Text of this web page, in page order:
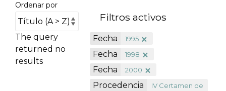
Ordenar por
The query
returned no
results
Filtros activos
Fecha 1995
Fecha 1998
Fecha 2000
Procedencia
IV Certamen de